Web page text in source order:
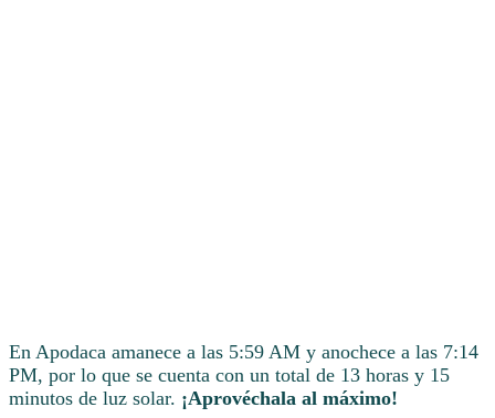
En Apodaca amanece a las 5:59 AM y anochece a las 7:14
PM, por lo que se cuenta con un total de 13 horas y 15
minutos de luz solar. ¡Aprovéchala al máximo!